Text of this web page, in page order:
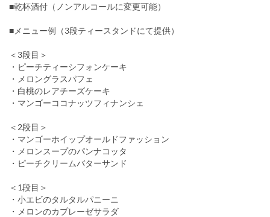
■乾杯酒付（ノンアルコールに変更可能）
■メニュー例（3段ティースタンドにて提供）
＜3段目＞
・ピーチティーシフォンケーキ
・メロングラスパフェ
・白桃のレアチーズケーキ
・マンゴーココナッツフィナンシェ
＜2段目＞
・マンゴーホイップオールドファッション
・メロンスープのパンナコッタ
・ピーチクリームバターサンド
＜1段目＞
・小エビのタルタルパニーニ
・メロンのカプレーゼサラダ